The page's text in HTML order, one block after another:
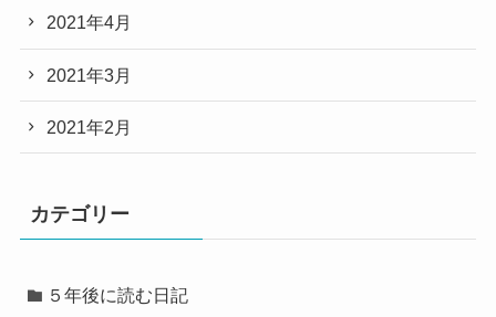
2021年4月
2021年3月
2021年2月
カテゴリー
５年後に読む日記